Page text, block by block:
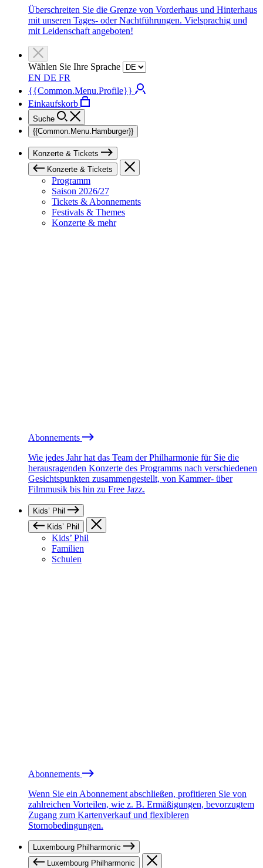
Überschreiten Sie die Grenze von Vorderhaus und Hinterhaus
mit unseren Tages- oder Nachtführungen. Vielsprachig und
mit Leidenschaft angeboten!
Wählen Sie Ihre Sprache
EN DE FR
{{Common.Menu.Profile}}
Einkaufskorb
Suche
{{Common.Menu.Hamburger}}
Konzerte & Tickets
Konzerte & Tickets
Programm
Saison 2026/27
Tickets & Abonnements
Festivals & Themes
Konzerte & mehr
Abonnements
Wie jedes Jahr hat das Team der Philharmonie für Sie die
herausragenden Konzerte des Programms nach verschiedenen
Gesichtspunkten zusammengestellt, von Kammer- über
Filmmusik bis hin zu Free Jazz.
Kids’ Phil
Kids’ Phil
Kids’ Phil
Familien
Schulen
Abonnements
Wenn Sie ein Abonnement abschließen, profitieren Sie von
zahlreichen Vorteilen, wie z. B. Ermäßigungen, bevorzugtem
Zugang zum Kartenverkauf und flexibleren
Stornobedingungen.
Luxembourg Philharmonic
Luxembourg Philharmonic